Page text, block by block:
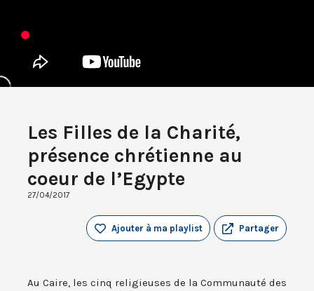
Les Filles de la Charité,
présence chrétienne au
coeur de l’Egypte
27/04/2017
Partager
Ajouter à ma playlist
Au Caire, les cinq religieuses de la Communauté des